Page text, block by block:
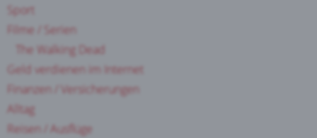
Sport
Filme / Serien
The Walking Dead
Geld verdienen im Internet
Finanzen / Versicherungen
Alltag
Reisen / Ausflüge